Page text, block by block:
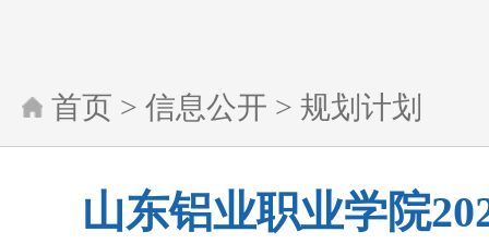
首页 > 信息公开 > 规划计划
山东铝业职业学院